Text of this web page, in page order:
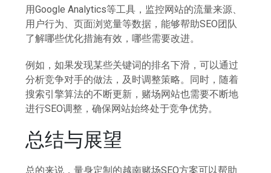
用Google Analytics等工具，监控网站的流量来源、
用户行为、页面浏览量等数据，能够帮助SEO团队
了解哪些优化措施有效，哪些需要改进。
例如，如果发现某些关键词的排名下滑，可以通过
分析竞争对手的做法，及时调整策略。同时，随着
搜索引擎算法的不断更新，赌场网站也需要不断地
进行SEO调整，确保网站始终处于竞争优势。
总结与展望
总的来说，量身定制的越南赌场SEO方案可以帮助